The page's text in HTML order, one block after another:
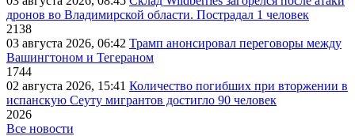
дронов во Владимирской области. Пострадал 1 человек
2138
03 августа 2026, 06:42 Трамп анонсировал переговоры между
Вашингтоном и Тегераном
1744
02 августа 2026, 15:41 Количество погибших при вторжении в
испанскую Сеуту мигрантов достигло 90 человек
2026
Все новости